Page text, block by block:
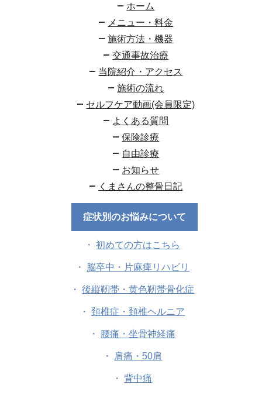
ホーム
メニュー・料金
施術方法・機器
交通事故治療
当院紹介・アクセス
施術の流れ
セルフケア動画(会員限定)
よくある質問
保険診療
自由診療
お知らせ
くまさんの整骨日記
症状別のお悩みについて
初めての方はこちら
脳卒中・片麻痺リハビリ
後縦靭帯・黄色靭帯骨化症
頚椎症・頚椎ヘルニア
腰痛・坐骨神経痛
肩痛・50肩
背中痛